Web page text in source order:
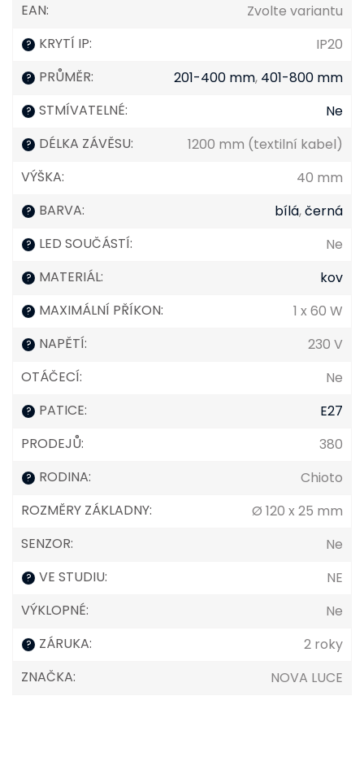
EAN: Zvolte variantu
? KRYTÍ IP: IP20
? PRŮMĚR: 201-400 mm, 401-800 mm
? STMÍVATELNÉ: Ne
? DÉLKA ZÁVĚSU:
1200 mm (textilní kabel)
VÝŠKA: 40 mm
? BARVA: bílá,černá
? LED SOUČÁSTÍ: Ne
? MATERIÁL: kov
? MAXIMÁLNÍ PŘÍKON: 1 x 60 W
? NAPĚTÍ:
230 V
OTÁČECÍ: Ne
? PATICE:
E27
PRODEJŮ: 380
? RODINA:
Chioto
ROZMĚRY ZÁKLADNY:
Ø 120 x 25 mm
SENZOR: Ne
? VE STUDIU:
NE
VÝKLOPNÉ: Ne
? ZÁRUKA:
2 roky
ZNAČKA: NOVA LUCE